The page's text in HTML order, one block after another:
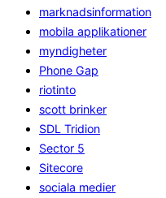
marknadsinformation
mobila applikationer
myndigheter
Phone Gap
riotinto
scott brinker
SDL Tridion
Sector 5
Sitecore
sociala medier